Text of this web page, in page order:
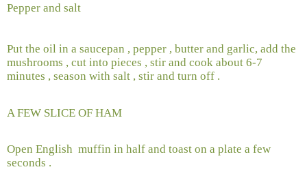
Pepper and salt
Put the oil in a saucepan , pepper , butter and garlic, add the
mushrooms , cut into pieces , stir and cook about 6-7
minutes , season with salt , stir and turn off .
A FEW SLICE OF HAM
Open English muffin in half and toast on a plate a few
seconds .